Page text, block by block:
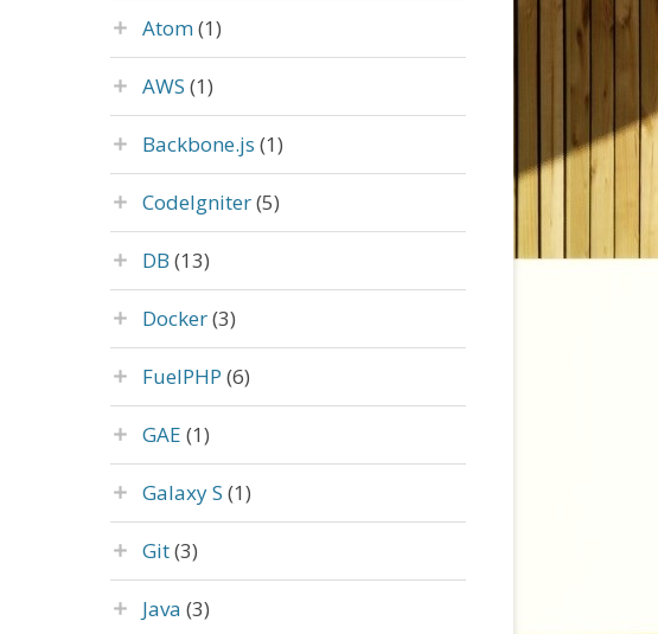
Atom(1)
AWS (1)
Backbone.js (1)
CodeIgniter(5)
DB (13)
Docker(3)
FuelPHP (6)
GAE (1)
Galaxy S (1)
Git(3)
Java (3)